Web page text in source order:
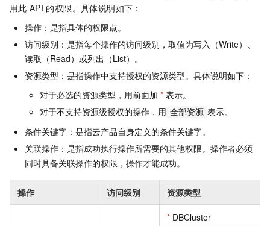
用此 API 的权限。具体说明如下：
操作：是指具体的权限点。
访问级别：是指每个操作的访问级别，取值为写入（Write）、
读取（Read）或列出（List）。
资源类型：是指操作中支持授权的资源类型。具体说明如下：
对于必选的资源类型，用前面加 * 表示。
对于不支持资源级授权的操作，用 全部资源 表示。
条件关键字：是指云产品自身定义的条件关键字。
关联操作：是指成功执行操作所需要的其他权限。操作者必须
同时具备关联操作的权限，操作才能成功。
操作 访问级别 资源类型
* DBCluster